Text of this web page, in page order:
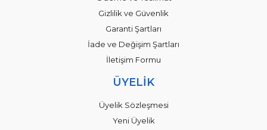
Gizlilik ve Güvenlik
Garanti Şartları
İade ve Değişim Şartları
İletişim Formu
ÜYELİK
Üyelik Sözleşmesi
Yeni Üyelik